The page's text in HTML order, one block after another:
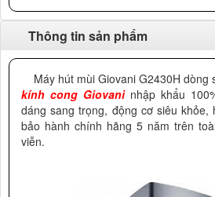
Thông tin sản phẩm
Máy hút mùi Giovani G2430H dòng
kính cong Giovaninhập khẩu
dáng sang trọng, động cơ siêu khỏe,
bảo hành chính hãng 5 năm trên
viễn.